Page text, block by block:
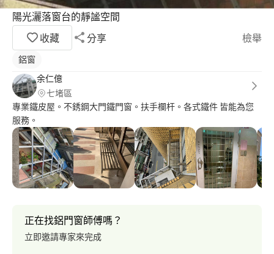
陽光灑落窗台的靜謐空間
收藏
分享 檢舉
鋁窗
余仁億
七堵區
專業鐵皮屋。不銹鋼大門鐵門窗。扶手欄杆。各式鐵件 皆能為您
服務。
正在找鋁門窗師傅嗎？
立即邀請專家來完成